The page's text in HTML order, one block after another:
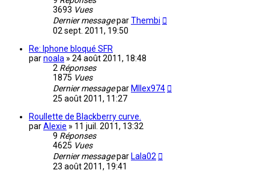
3693 Vues
Dernier messageparThembi
02 sept. 2011, 19:50
Re: Iphone bloqué SFR
parnoala » 24 août 2011, 18:48
2 Réponses
1875 Vues
Dernier messagepar Mllex974
25 août 2011, 11:27
Roullette de Blackberry curve.
parAlexie » 11 juil. 2011, 13:32
9 Réponses
4625 Vues
Dernier messagepar Lala02
23 août 2011, 19:41